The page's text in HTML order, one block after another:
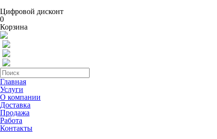
Цифровой дисконт
0
Корзина
Главная
Услуги
О компании
Доставка
Продажа
Работа
Контакты